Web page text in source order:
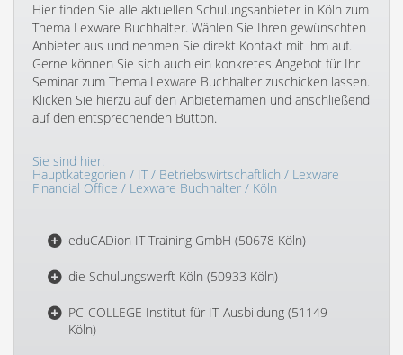
Hier finden Sie alle aktuellen Schulungsanbieter in Köln zum
Thema Lexware Buchhalter. Wählen Sie Ihren gewünschten
Anbieter aus und nehmen Sie direkt Kontakt mit ihm auf.
Gerne können Sie sich auch ein konkretes Angebot für Ihr
Seminar zum Thema Lexware Buchhalter zuschicken lassen.
Klicken Sie hierzu auf den Anbieternamen und anschließend
auf den entsprechenden Button.
Sie sind hier:
Hauptkategorien / IT/ Betriebswirtschaftlich / Lexware
Financial Office / Lexware Buchhalter / Köln
eduCADion IT Training GmbH (50678 Köln)
die Schulungswerft Köln (50933 Köln)
PC-COLLEGE Institut für IT-Ausbildung (51149
Köln)